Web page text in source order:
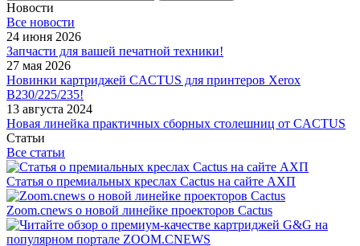
Новости
Все новости
24 июня 2026
Запчасти для вашей печатной техники!
27 мая 2026
Новинки картриджей CACTUS для принтеров Xerox
B230/225/235!
13 августа 2024
Новая линейка практичных сборных столешниц от CACTUS
Статьи
Все статьи
Статья о премиальных креслах Cactus на сайте АХП
Zoom.cnews о новой линейке проекторов Cactus